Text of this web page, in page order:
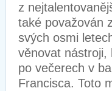
z
také považován
svých osmi
věnovat nástroji,
po večerech v
Francisca. Toto